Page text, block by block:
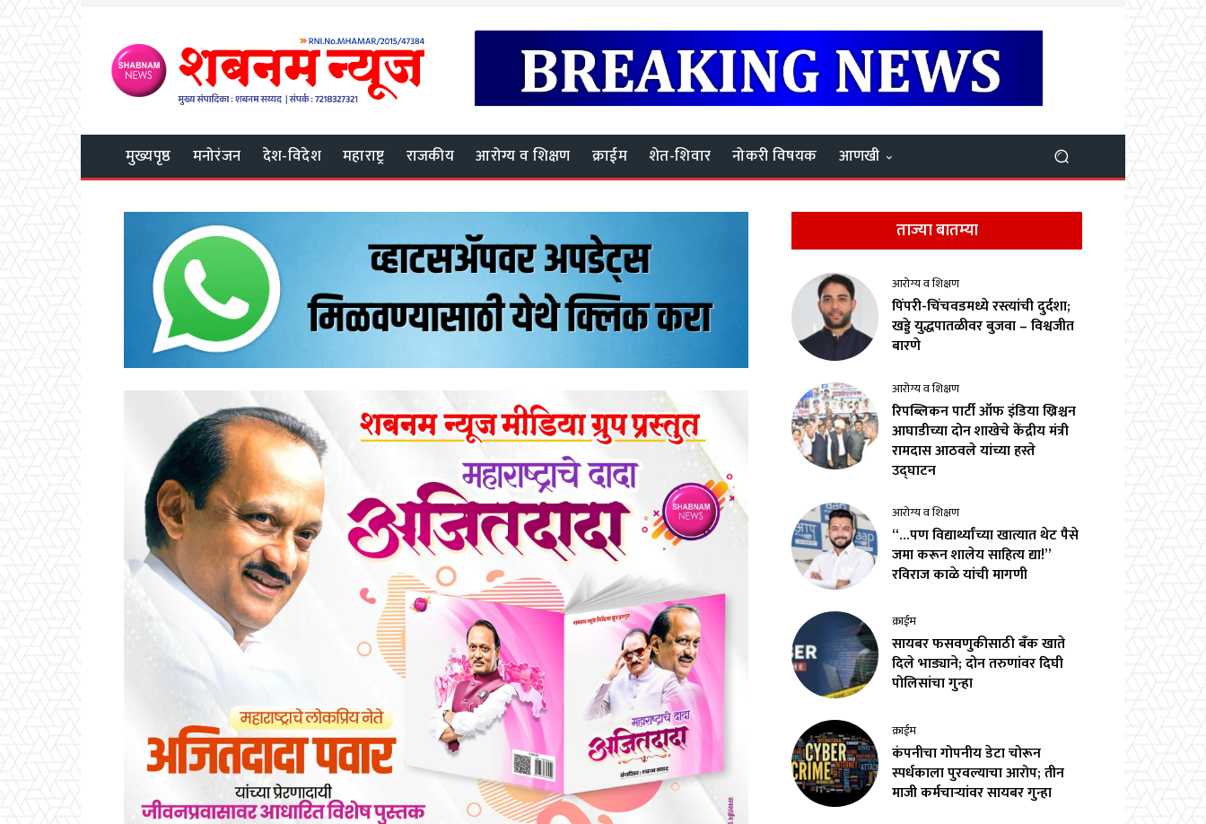
मुख्यपृष्ठ मनोरंजन देश-विदेश महाराष्ट्र राजकीय आरोग्य व शिक्षण क्राईम शेत-शिवार नोकरी विषयक आणखी
ताज्या बातम्या
आरोग्य व शिक्षण
पिंपरी-चिंचवडमध्ये रस्त्यांची दुर्दशा;
खड्डे युद्धपातळीवर बुजवा – विश्वजीत
बारणे
आरोग्य व शिक्षण
रिपब्लिकन पार्टी ऑफ इंडिया ख्रिश्चन
आघाडीच्या दोन शाखेचे केंद्रीय मंत्री
रामदास आठवले यांच्या हस्ते
उद्घाटन
आरोग्य व शिक्षण
“…पण विद्यार्थ्यांच्या खात्यात थेट पैसे
जमा करून शालेय साहित्य द्या!”
रविराज काळे यांची मागणी
क्राईम
सायबर फसवणुकीसाठी बँक खाते
दिले भाड्याने; दोन तरुणांवर दिघी
पोलिसांचा गुन्हा
क्राईम
कंपनीचा गोपनीय डेटा चोरून
स्पर्धकाला पुरवल्याचा आरोप; तीन
माजी कर्मचाऱ्यांवर सायबर गुन्हा